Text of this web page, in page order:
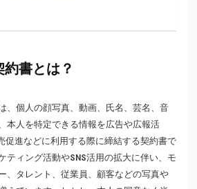
書とは？
、個人の顔写真、動画、氏名、芸名、音
本人を特定できる情報を広告や広報活
促進などに利用する際に締結する契約書で
ティング活動やSNS活用の拡大に伴い、モ
、タレント、従業員、顧客などの写真や